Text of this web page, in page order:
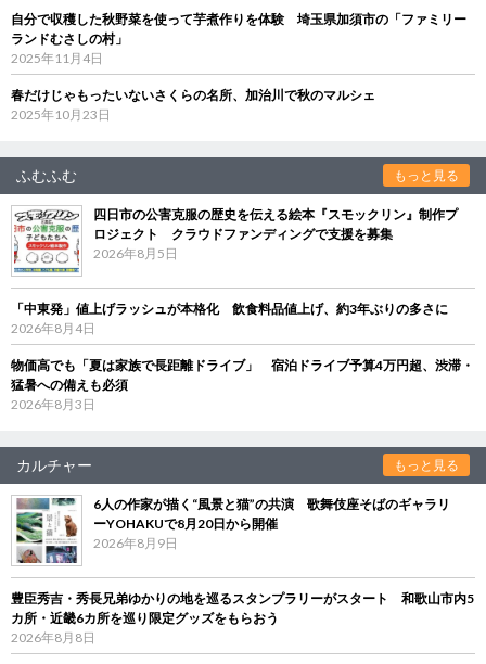
自分で収穫した秋野菜を使って芋煮作りを体験 埼玉県加須市の「ファミリー
ランドむさしの村」
2025年11月4日
春だけじゃもったいないさくらの名所、加治川で秋のマルシェ
2025年10月23日
ふむふむ もっと見る
四日市の公害克服の歴史を伝える絵本『スモックリン』制作プ
ロジェクト クラウドファンディングで支援を募集
2026年8月5日
「中東発」値上げラッシュが本格化 飲食料品値上げ、約3年ぶりの多さに
2026年8月4日
物価高でも「夏は家族で長距離ドライブ」 宿泊ドライブ予算4万円超、渋滞・
猛暑への備えも必須
2026年8月3日
カルチャー もっと見る
6人の作家が描く“風景と猫”の共演 歌舞伎座そばのギャラリ
ーYOHAKUで8月20日から開催
2026年8月9日
豊臣秀吉・秀長兄弟ゆかりの地を巡るスタンプラリーがスタート 和歌山市内5
カ所・近畿6カ所を巡り限定グッズをもらおう
2026年8月8日